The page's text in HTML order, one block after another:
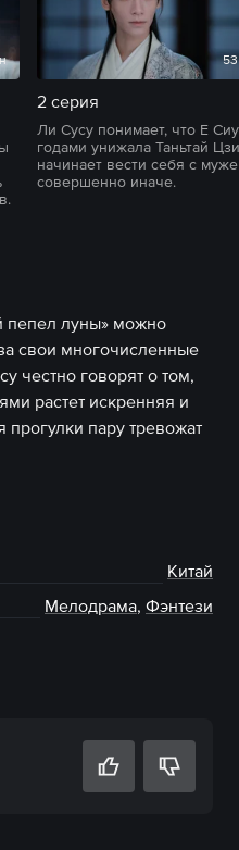
2 серия
Ли Сусу понимает, что Е Сиу
годами унижала Таньтай
начинает вести себя с
совершенно иначе.
пепел луны» можно
свои многочисленные
честно говорят о том,
растет искренняя и
пару тревожат
Китай
Мелодрама, Фэнтези